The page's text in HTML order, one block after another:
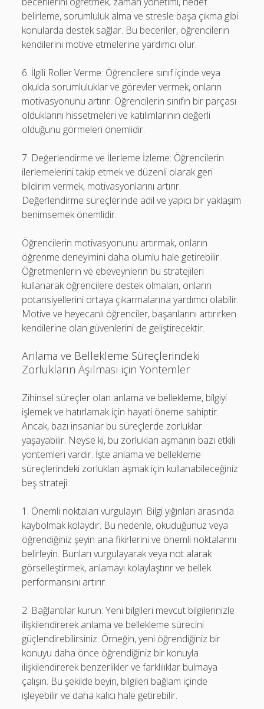
belirleme, sorumluluk alma ve stresle başa çıkma gibi
konularda destek sağlar. Bu beceriler, öğrencilerin
kendilerini motive etmelerine yardımcı olur.
6. İlgili Roller Verme: Öğrencilere sınıf içinde veya
okulda sorumluluklar ve görevler vermek, onların
motivasyonunu artırır. Öğrencilerin sınıfın bir parçası
olduklarını hissetmeleri ve katılımlarının değerli
olduğunu görmeleri önemlidir.
7. Değerlendirme ve İlerleme İzleme: Öğrencilerin
ilerlemelerini takip etmek ve düzenli olarak geri
bildirim vermek, motivasyonlarını artırır.
Değerlendirme süreçlerinde adil ve yapıcı bir yaklaşım
benimsemek önemlidir.
Öğrencilerin motivasyonunu artırmak, onların
öğrenme deneyimini daha olumlu hale getirebilir.
Öğretmenlerin ve ebeveynlerin bu stratejileri
kullanarak öğrencilere destek olmaları, onların
potansiyellerini ortaya çıkarmalarına yardımcı olabilir.
Motive ve heyecanlı öğrenciler, başarılarını artırırken
kendilerine olan güvenlerini de geliştirecektir.
Anlama ve Bellekleme Süreçlerindeki
Zorlukların Aşılması için Yöntemler
Zihinsel süreçler olan anlama ve bellekleme, bilgiyi
işlemek ve hatırlamak için hayati öneme sahiptir.
Ancak, bazı insanlar bu süreçlerde zorluklar
yaşayabilir. Neyse ki, bu zorlukları aşmanın bazı etkili
yöntemleri vardır. İşte anlama ve bellekleme
süreçlerindeki zorlukları aşmak için kullanabileceğiniz
beş strateji:
1. Önemli noktaları vurgulayın: Bilgi yığınları arasında
kaybolmak kolaydır. Bu nedenle, okuduğunuz veya
öğrendiğiniz şeyin ana fikirlerini ve önemli noktalarını
belirleyin. Bunları vurgulayarak veya not alarak
görselleştirmek, anlamayı kolaylaştırır ve bellek
performansını artırır.
2. Bağlantılar kurun: Yeni bilgileri mevcut bilgilerinizle
ilişkilendirerek anlama ve bellekleme sürecini
güçlendirebilirsiniz. Örneğin, yeni öğrendiğiniz bir
konuyu daha önce öğrendiğiniz bir konuyla
ilişkilendirerek benzerlikler ve farklılıklar bulmaya
çalışın. Bu şekilde beyin, bilgileri bağlam içinde
işleyebilir ve daha kalıcı hale getirebilir.